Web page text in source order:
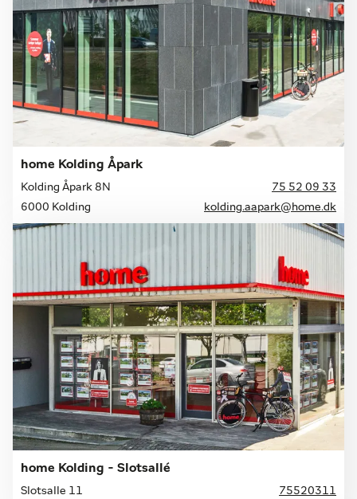
home Kolding Åpark
Kolding Åpark 8N
75 52 09 33
6000 Kolding
kolding.aapark@home.dk
home Kolding - Slotsallé
Slotsalle 11
75520311